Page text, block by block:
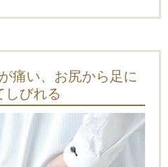
痛い、お尻から足に
しびれる